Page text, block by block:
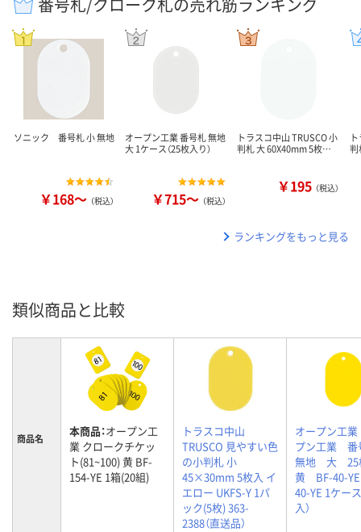
ソニック 番号札 小 無地
￥168～ （税込）
オープン工業 番号札 無地
大 1ケース（25枚入り）
￥715～ （税込）
トラスコ中山 TRUSCO 小
判札 大 60X40mm 5枚…
￥195 （税込）
判
ランキングをもっと見る
類似商品と比較
商品名 本商品：オープン工
業 クロークチケッ
ト(81~100) 黄 BF-
154-YE 1箱(20組)
トラスコ中山
TRUSCO 見やすい色
の小判札 小
45×30mm 5枚入 イ
エロー UKFS-Y 1パ
ック(5枚) 363-
2388（直送品）
オープン工業
プン工業
無地 大
黄 BF-40-
40-YE 1ケー
入）